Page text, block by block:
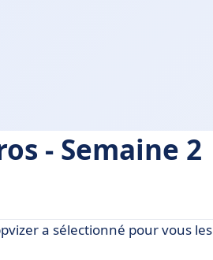
- Semaine 2
a sélectionné pour vous les